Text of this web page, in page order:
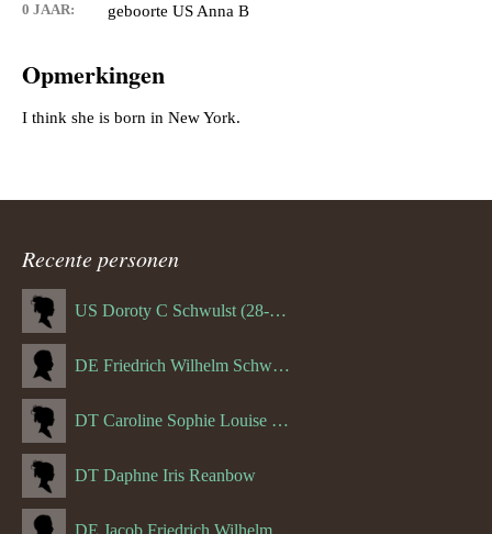
0 JAAR: geboorte US Anna B
Opmerkingen
Recente personen
US Doroty C Schwulst (28-12-1919)
DE Friedrich Wilhelm Schwulst
DT Caroline Sophie Louise Schreuder born Schwulst (13-05-1866)
DT Daphne Iris Reanbow
DE Jacob Friedrich Wilhelm Hurth